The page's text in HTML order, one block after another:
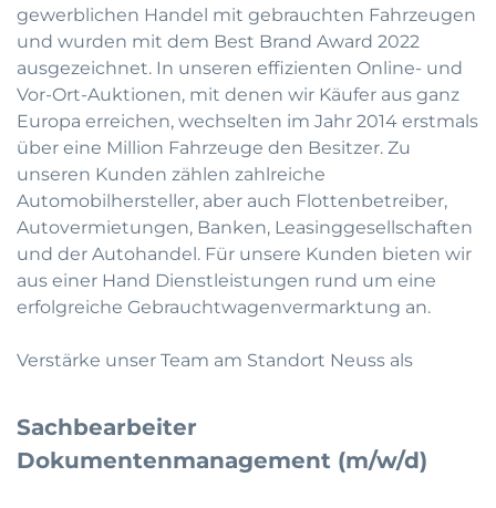
gewerblichen Handel mit gebrauchten Fahrzeugen
und wurden mit dem Best Brand Award 2022
ausgezeichnet. In unseren effizienten Online- und
Vor-Ort-Auktionen, mit denen wir Käufer aus ganz
Europa erreichen, wechselten im Jahr 2014 erstmals
über eine Million Fahrzeuge den Besitzer. Zu
unseren Kunden zählen zahlreiche
Automobilhersteller, aber auch Flottenbetreiber,
Autovermietungen, Banken, Leasinggesellschaften
und der Autohandel. Für unsere Kunden bieten wir
aus einer Hand Dienstleistungen rund um eine
erfolgreiche Gebrauchtwagenvermarktung an.
Verstärke unser Team am Standort Neuss als
Sachbearbeiter
Dokumentenmanagement (m/w/d)